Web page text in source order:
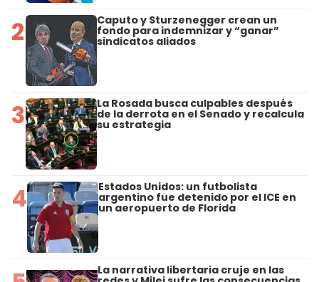
2 Caputo y Sturzenegger crean un
fondo para indemnizar y “ganar”
sindicatos aliados
3 La Rosada busca culpables después
de la derrota en el Senado y recalcula
su estrategia
4 Estados Unidos: un futbolista
argentino fue detenido por el ICE en
un aeropuerto de Florida
La narrativa libertaria cruje en las